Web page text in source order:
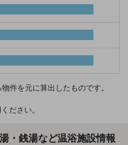
件を元に算出したものです。
ださい。
・銭湯など温浴施設情報